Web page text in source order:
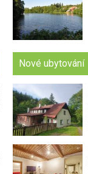
Nové ubytování